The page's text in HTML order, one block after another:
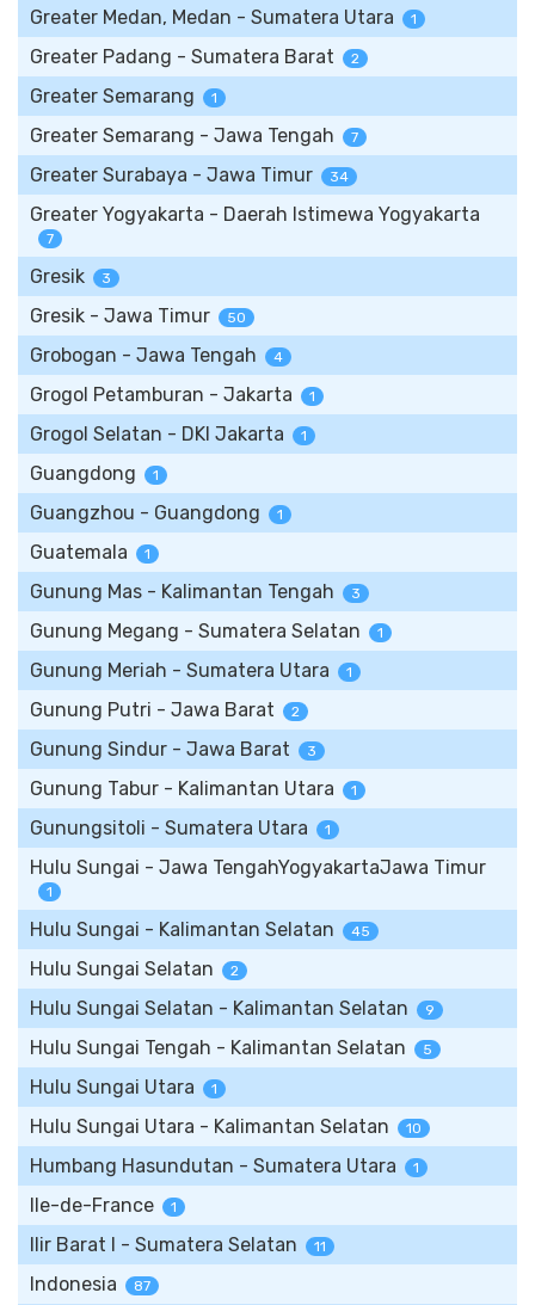
Greater Medan, Medan - Sumatera Utara 1
Greater Padang - Sumatera Barat 2
Greater Semarang 1
Greater Semarang - Jawa Tengah 7
Greater Surabaya - Jawa Timur 34
Greater Yogyakarta - Daerah Istimewa Yogyakarta
7
Gresik 3
Gresik - Jawa Timur 50
Grobogan - Jawa Tengah 4
Grogol Petamburan - Jakarta 1
Grogol Selatan - DKI Jakarta 1
Guangdong 1
Guangzhou - Guangdong 1
Guatemala 1
Gunung Mas - Kalimantan Tengah 3
Gunung Megang - Sumatera Selatan 1
Gunung Meriah - Sumatera Utara 1
Gunung Putri - Jawa Barat 2
Gunung Sindur - Jawa Barat 3
Gunung Tabur - Kalimantan Utara 1
Gunungsitoli - Sumatera Utara 1
Hulu Sungai - Jawa TengahYogyakartaJawa Timur
1
Hulu Sungai - Kalimantan Selatan 45
Hulu Sungai Selatan 2
Hulu Sungai Selatan - Kalimantan Selatan 9
Hulu Sungai Tengah - Kalimantan Selatan 5
Hulu Sungai Utara 1
Hulu Sungai Utara - Kalimantan Selatan 10
Humbang Hasundutan - Sumatera Utara 1
Ile-de-France 1
Ilir Barat I - Sumatera Selatan 11
Indonesia 87